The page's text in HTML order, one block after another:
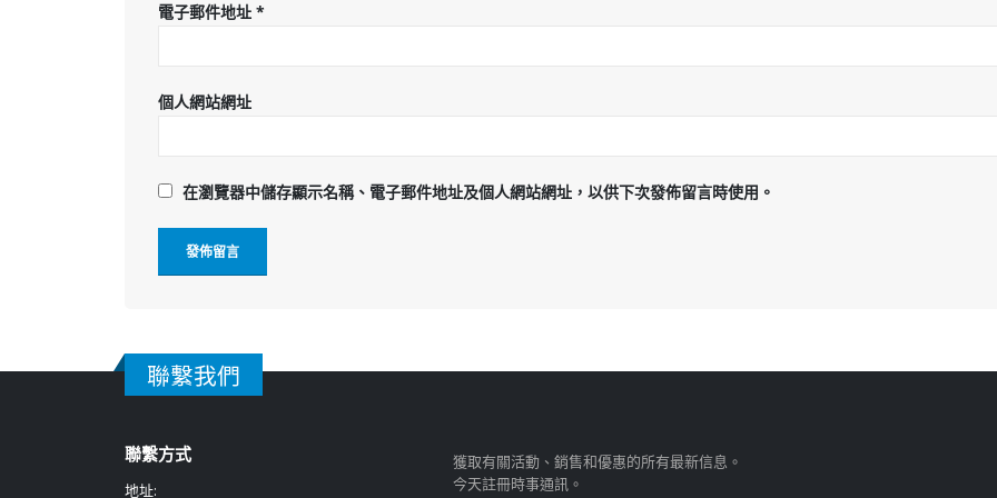
電子郵件地址 *
個人網站網址
在瀏覽器中儲存顯示名稱、電子郵件地址及個人網站網址，以供下次發佈留言時使用。
聯繫我們
聯繫方式
地址:
獲取有關活動、銷售和優惠的所有最新信息。
今天註冊時事通訊。